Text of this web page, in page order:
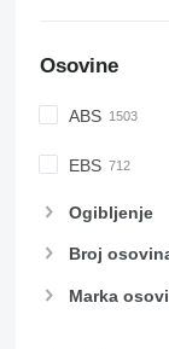
Osovine
ABS
EBS
Ogibljenje
Broj
Marka